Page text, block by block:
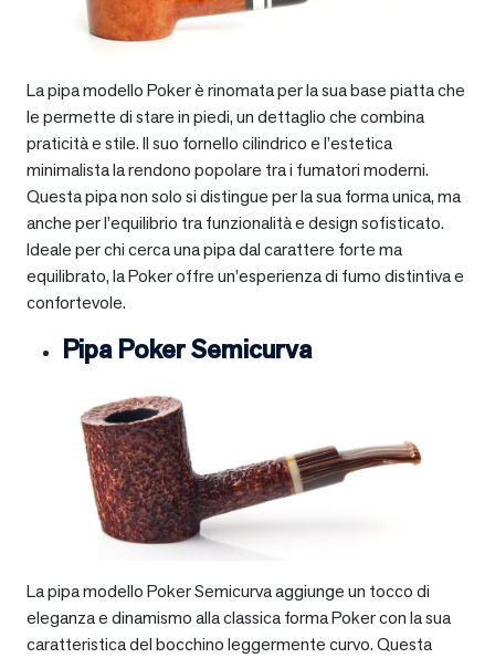
La pipa modello Poker è rinomata per la sua base piatta che
le permette di stare in piedi, un dettaglio che combina
praticità e stile. Il suo fornello cilindrico e l’estetica
minimalista la rendono popolare tra i fumatori moderni.
Questa pipa non solo si distingue per la sua forma unica, ma
anche per l’equilibrio tra funzionalità e design sofisticato.
Ideale per chi cerca una pipa dal carattere forte ma
equilibrato, la Poker offre un’esperienza di fumo distintiva e
confortevole.
Pipa Poker Semicurva
La pipa modello Poker Semicurva aggiunge un tocco di
eleganza e dinamismo alla classica forma Poker con la sua
caratteristica del bocchino leggermente curvo. Questa